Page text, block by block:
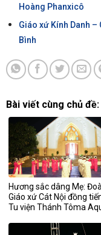
Hoàng Phanxicô
Giáo xứ Kính Danh –
Bình
Bài viết cùng chủ đề:
Hương sắc dâng Mẹ:
Giáo xứ Cát Nội đồng
Tu viện Thánh Tôma